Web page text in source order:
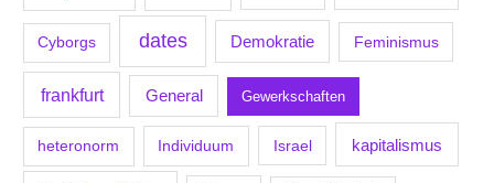
Cyborgs dates Demokratie Feminismus
frankfurt General Gewerkschaften
heteronorm Individuum Israel kapitalismus